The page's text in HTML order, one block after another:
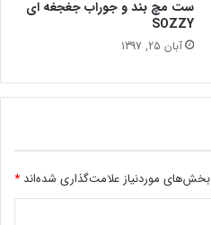
ست مچ بند و جوراب جغجغه ای
SOZZY
آبان 25, 1397
بخش‌های موردنیاز علامت‌گذاری شده‌اند *